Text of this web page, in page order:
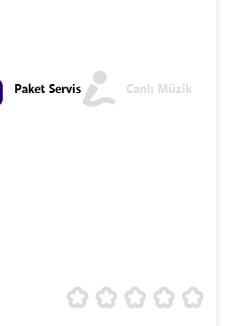
Paket Servis Canlı Müzik